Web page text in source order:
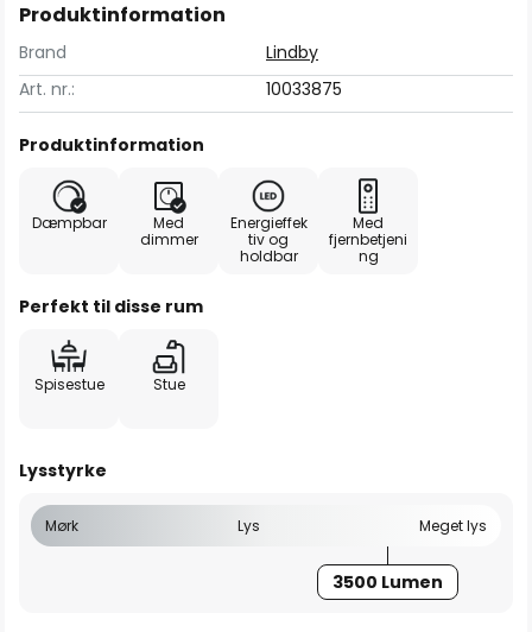
Produktinformation
Brand
Lindby
Art. nr.:
10033875
Produktinformation
Dæmpbar
Med
dimmer
Energieffek
tiv og
holdbar
Med
fjernbetjeni
ng
Perfekt til disse rum
Spisestue Stue
Lysstyrke
Mørk Lys Meget lys
3500 Lumen